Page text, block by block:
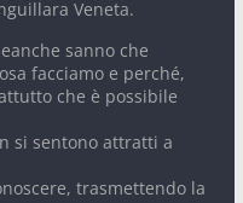
Veneta.
sanno che
facciamo e perché,
che è possibile
si sentono attratti a
trasmettendo la